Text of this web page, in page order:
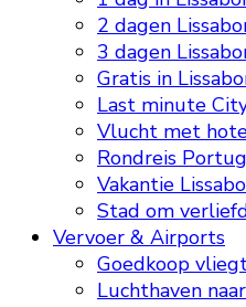
2 dagen
3 dagen
Gratis in
Last minute
Vlucht met
Rondreis
Vakantie
Stad om
Vervoer & Airports
Goedkoop
Luchthaven